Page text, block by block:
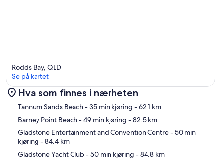
Kart
Rodds Bay, QLD
Se på kartet
Hva som finnes i nærheten
Tannum Sands Beach- 35 min kjøring - 62.1 km
Barney Point Beach- 49 min kjøring - 82.5 km
Gladstone Entertainment and Convention Centre- 50 min
kjøring - 84.4 km
Gladstone Yacht Club- 50 min kjøring - 84.8 km